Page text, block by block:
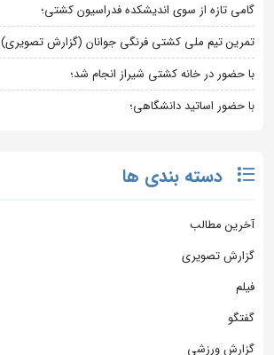
گامی تازه از سوی اندیشکده فدراسیون کشتی؛
تمرین تیم ملی کشتی فرنگی جوانان (گزارش تصویری)
با حضور در خانه کشتی شیراز انجام شد؛
با حضور اساتید دانشگاهی؛
دسته بندی ها
آخرین مطالب
گزارش تصویری
فیلم
گفتگو
گزارش ورزشی